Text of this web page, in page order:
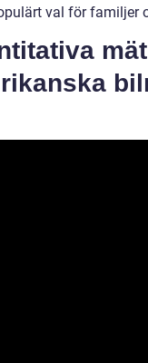
val för familjer